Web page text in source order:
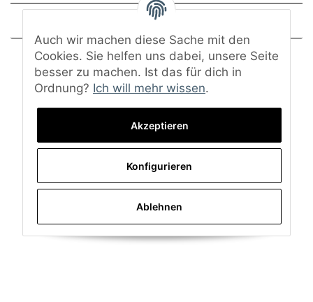
Auch wir machen diese Sache mit den
Cookies. Sie helfen uns dabei, unsere Seite
besser zu machen. Ist das für dich in
Ordnung? Ich will mehr wissen.
Akzeptieren
Konfigurieren
Ablehnen